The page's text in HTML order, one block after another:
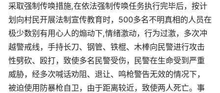
采取强制传唤措施,在依法强制传唤任务执行完毕后，按计
划向村民开展法制宣传教育时，500多名不明真相的人员在
极少数别有用心人的煽动下,情绪激动，行为过激，多次冲
越警戒线，手持长刀、钢管、铁棍、木棒向民警进行攻击
性劈砍、殴打，致使多名民警受伤，民警在生命受到严重
威胁，经多次喊话劝阻、退让、鸣枪警告无效的情况下，
被迫使用防暴枪自卫，由于距离较近，致使两人死亡。事